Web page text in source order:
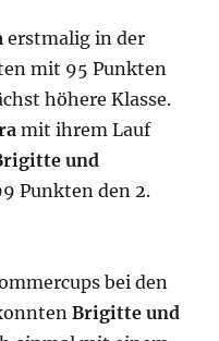
erstmalig in der
mit 95 Punkten
höhere Klasse.
mit ihrem Lauf
und
Punkten den 2.
bei den
Brigitte und